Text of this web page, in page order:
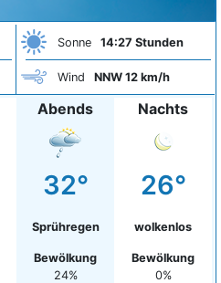
Sonne 14:27 Stunden
Wind NNW 12 km/h
Abends
32°
Sprühregen
Bewölkung
24%
Nachts
26°
wolkenlos
Bewölkung
0%